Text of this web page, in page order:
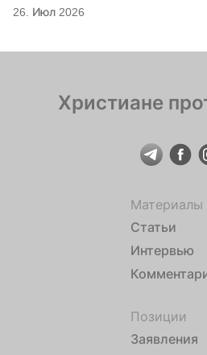
26. Июл 2026
Христиане
Материалы
Статьи
Интервью
Позиции
Заявления